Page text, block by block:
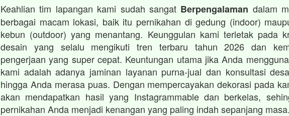
Keahlian tim lapangan kami sudah sangat Berpengalaman dalam
berbagai macam lokasi, baik itu pernikahan di gedung (indoor)
kebun (outdoor) yang menantang. Keunggulan kami terletak pada
desain yang selalu mengikuti tren terbaru tahun 2026 dan
pengerjaan yang super cepat. Keuntungan utama jika Anda
kami adalah adanya jaminan layanan purna-jual dan konsultasi
hingga Anda merasa puas. Dengan mempercayakan dekorasi pada
akan mendapatkan hasil yang Instagrammable dan berkelas,
pernikahan Anda menjadi kenangan yang paling indah sepanjang masa.